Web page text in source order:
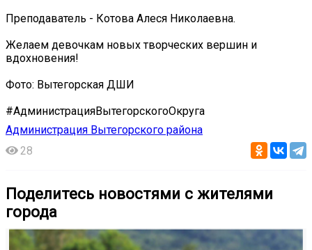
Преподаватель - Котова Алеся Николаевна.
Желаем девочкам новых творческих вершин и
вдохновения!
Фото: Вытегорская ДШИ
#АдминистрацияВытегорскогоОкруга
Администрация Вытегорского района
28
Поделитесь новостями с жителями
города